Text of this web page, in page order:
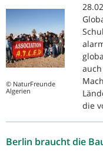
© NaturFreunde
Algerien
die
Berlin braucht die